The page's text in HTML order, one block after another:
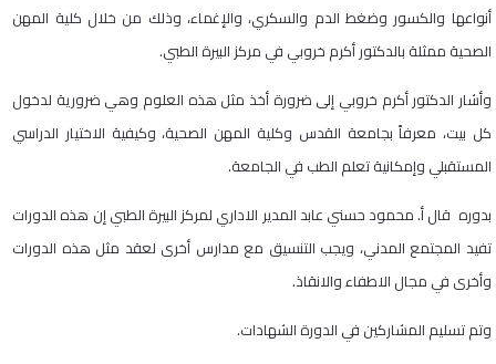
أنواعها والكسور وضغط الدم والسكري، والإغماء، وذلك من خلال كلية المهن
الصحية ممثلة بالدكتور أكرم خروبي في مركز البيرة الطبي.
وأشار الدكتور أكرم خروبي إلى ضرورة أخذ مثل هذه العلوم وهي ضرورية لدخول
كل بيت، معرفاً بجامعة القدس وكلية المهن الصحية، وكيفية الاختيار الدراسي
المستقبلي وإمكانية تعلم الطب في الجامعة.
بدوره قال أ. محمود حسني عابد المدير الاداري لمركز البيرة الطبي إن هذه الدورات
تفيد المجتمع المدني، ويجب التنسيق مع مدارس أخرى لعقد مثل هذه الدورات
وأخرى في مجال الاطفاء والانقاذ.
وتم تسليم المشاركين في الدورة الشهادات.